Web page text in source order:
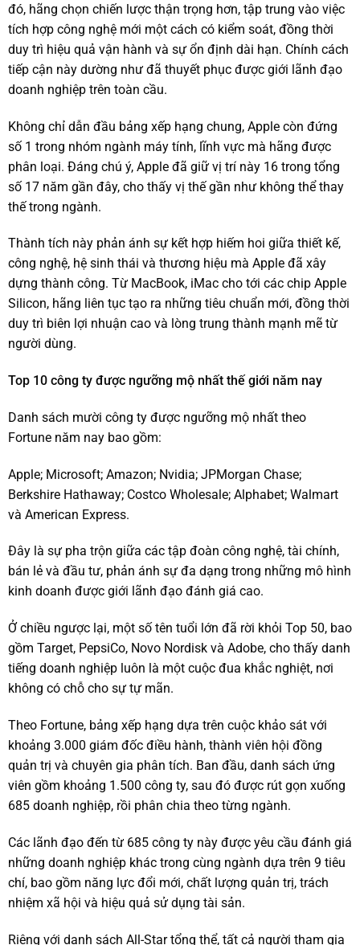
đó, hãng chọn chiến lược thận trọng hơn, tập trung vào việc
tích hợp công nghệ mới một cách có kiểm soát, đồng thời
duy trì hiệu quả vận hành và sự ổn định dài hạn. Chính cách
tiếp cận này dường như đã thuyết phục được giới lãnh đạo
doanh nghiệp trên toàn cầu.
Không chỉ dẫn đầu bảng xếp hạng chung, Apple còn đứng
số 1 trong nhóm ngành máy tính, lĩnh vực mà hãng được
phân loại. Đáng chú ý, Apple đã giữ vị trí này 16 trong tổng
số 17 năm gần đây, cho thấy vị thế gần như không thể thay
thế trong ngành.
Thành tích này phản ánh sự kết hợp hiếm hoi giữa thiết kế,
công nghệ, hệ sinh thái và thương hiệu mà Apple đã xây
dựng thành công. Từ MacBook, iMac cho tới các chip Apple
Silicon, hãng liên tục tạo ra những tiêu chuẩn mới, đồng thời
duy trì biên lợi nhuận cao và lòng trung thành mạnh mẽ từ
người dùng.
Top 10 công ty được ngưỡng mộ nhất thế giới năm nay
Danh sách mười công ty được ngưỡng mộ nhất theo
Fortune năm nay bao gồm:
Apple; Microsoft; Amazon; Nvidia; JPMorgan Chase;
Berkshire Hathaway; Costco Wholesale; Alphabet; Walmart
và American Express.
Đây là sự pha trộn giữa các tập đoàn công nghệ, tài chính,
bán lẻ và đầu tư, phản ánh sự đa dạng trong những mô hình
kinh doanh được giới lãnh đạo đánh giá cao.
Ở chiều ngược lại, một số tên tuổi lớn đã rời khỏi Top 50, bao
gồm Target, PepsiCo, Novo Nordisk và Adobe, cho thấy danh
tiếng doanh nghiệp luôn là một cuộc đua khắc nghiệt, nơi
không có chỗ cho sự tự mãn.
Theo Fortune, bảng xếp hạng dựa trên cuộc khảo sát với
khoảng 3.000 giám đốc điều hành, thành viên hội đồng
quản trị và chuyên gia phân tích. Ban đầu, danh sách ứng
viên gồm khoảng 1.500 công ty, sau đó được rút gọn xuống
685 doanh nghiệp, rồi phân chia theo từng ngành.
Các lãnh đạo đến từ 685 công ty này được yêu cầu đánh giá
những doanh nghiệp khác trong cùng ngành dựa trên 9 tiêu
chí, bao gồm năng lực đổi mới, chất lượng quản trị, trách
nhiệm xã hội và hiệu quả sử dụng tài sản.
Riêng với danh sách All-Star tổng thể, tất cả người tham gia